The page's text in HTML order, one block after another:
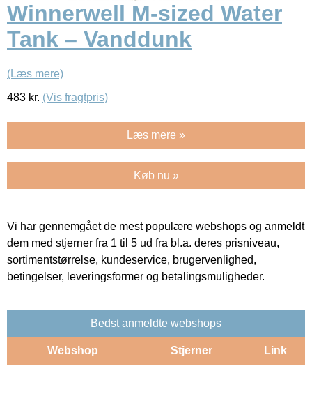
Winnerwell M-sized Water
Tank – Vanddunk
(Læs mere)
483 kr. (Vis fragtpris)
Læs mere »
Køb nu »
Vi har gennemgået de mest populære webshops og anmeldt
dem med stjerner fra 1 til 5 ud fra bl.a. deres prisniveau,
sortimentstørrelse, kundeservice, brugervenlighed,
betingelser, leveringsformer og betalingsmuligheder.
Bedst anmeldte webshops
Webshop Stjerner Link